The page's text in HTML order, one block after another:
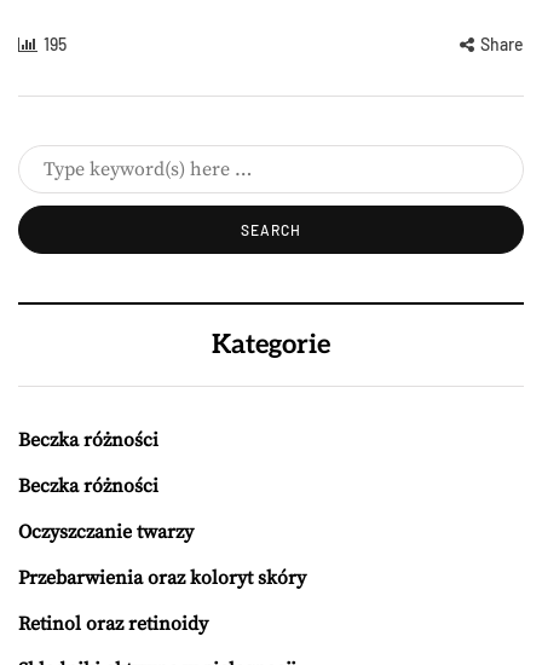
195 Share
Kategorie
Beczka różności
Beczka różności
Oczyszczanie twarzy
Przebarwienia oraz koloryt skóry
Retinol oraz retinoidy